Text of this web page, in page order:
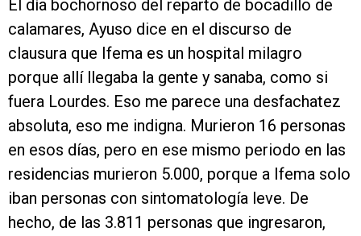
El día bochornoso del reparto de bocadillo de
calamares, Ayuso dice en el discurso de
clausura que Ifema es un hospital milagro
porque allí llegaba la gente y sanaba, como si
fuera Lourdes. Eso me parece una desfachatez
absoluta, eso me indigna. Murieron 16 personas
en esos días, pero en ese mismo periodo en las
residencias murieron 5.000, porque a Ifema solo
iban personas con sintomatología leve. De
hecho, de las 3.811 personas que ingresaron,